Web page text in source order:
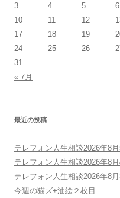
3
4 5 6
10
11 12
17
18 19
24
25 26
31
« 7月
最近の投稿
テレフォン人生相談2026年8月
テレフォン人生相談2026年8月
テレフォン人生相談2026年8月
今週の猫ズ+油絵２枚目